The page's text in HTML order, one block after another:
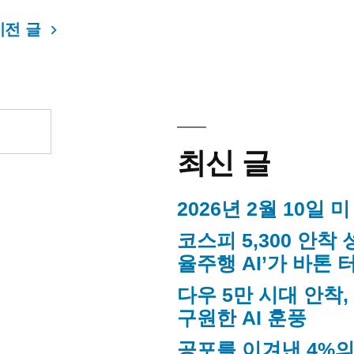
전 글
최신 글
2026년 2월 10일
코스피 5,300 안착
율주행 AI’가 바톤
다우 5만 시대 안착
구원한 AI 훈풍
공포를 이겨낸 4%